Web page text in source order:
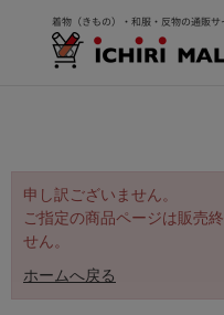
申し訳ございません。
ご指定の商品ページは販売
せん。
ホームへ戻る